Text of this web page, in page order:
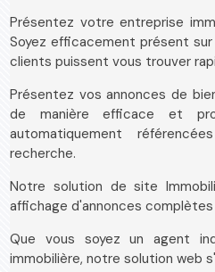
Présentez votre entreprise
Soyez efficacement présent
clients puissent vous trouver
Présentez vos annonces de
de manière efficace et
automatiquement
recherche.
Notre solution de site
affichage d'annonces
Que vous soyez un agent
immobilière, notre solution web